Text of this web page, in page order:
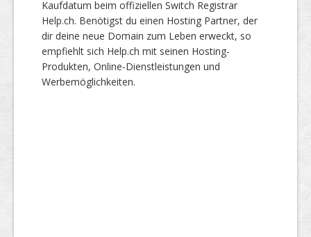
Kaufdatum beim offiziellen Switch Registrar
Help.ch. Benötigst du einen Hosting Partner, der
dir deine neue Domain zum Leben erweckt, so
empfiehlt sich Help.ch mit seinen Hosting-
Produkten, Online-Dienstleistungen und
Werbemöglichkeiten.